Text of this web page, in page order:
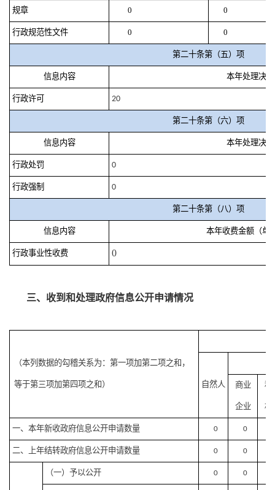
规章 0 0
行政规范性文件 0 0
第二十条第（五）项
信息内容 本年处理决
行政许可 20
第二十条第（六）项
信息内容 本年处理决
行政处罚 0
行政强制 0
第二十条第（八）项
信息内容 本年收费金额（单
行政事业性收费 0
三、 收到和处理政府信息公开申请情况
（本列数据的勾稽关系为：第一项加第二项之和，
等于第三项加第四项之和） 自然人 商业
企业
科
机
一、本年新收政府信息公开申请数量 0 0
二、上年结转政府信息公开申请数量 0 0
（一）予以公开 0 0